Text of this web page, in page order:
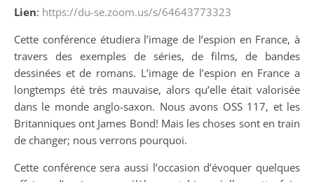
Lien: https://du-se.zoom.us/s/64643773323
Cette conférence étudiera l’image de l’espion en France, à
travers des exemples de séries, de films, de bandes
dessinées et de romans. L’image de l’espion en France a
longtemps été très mauvaise, alors qu’elle était valorisée
dans le monde anglo-saxon. Nous avons OSS 117, et les
Britanniques ont James Bond! Mais les choses sont en train
de changer; nous verrons pourquoi.
Cette conférence sera aussi l’occasion d’évoquer quelques